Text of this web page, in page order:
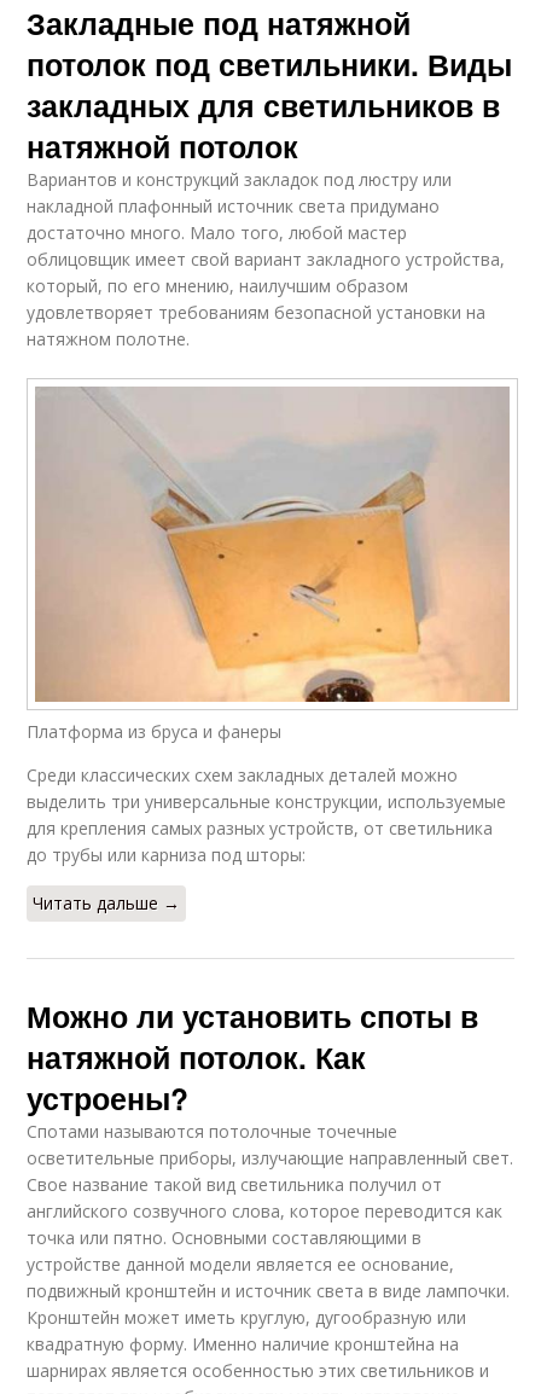
Закладные под натяжной
потолок под светильники. Виды
закладных для светильников в
натяжной потолок
Вариантов и конструкций закладок под люстру или
накладной плафонный источник света придумано
достаточно много. Мало того, любой мастер
облицовщик имеет свой вариант закладного устройства,
который, по его мнению, наилучшим образом
удовлетворяет требованиям безопасной установки на
натяжном полотне.
Платформа из бруса и фанеры
Среди классических схем закладных деталей можно
выделить три универсальные конструкции, используемые
для крепления самых разных устройств, от светильника
до трубы или карниза под шторы:
Читать дальше →
Можно ли установить споты в
натяжной потолок. Как
устроены?
Спотами называются потолочные точечные
осветительные приборы, излучающие направленный свет.
Свое название такой вид светильника получил от
английского созвучного слова, которое переводится как
точка или пятно. Основными составляющими в
устройстве данной модели является ее основание,
подвижный кронштейн и источник света в виде лампочки.
Кронштейн может иметь круглую, дугообразную или
квадратную форму. Именно наличие кронштейна на
шарнирах является особенностью этих светильников и